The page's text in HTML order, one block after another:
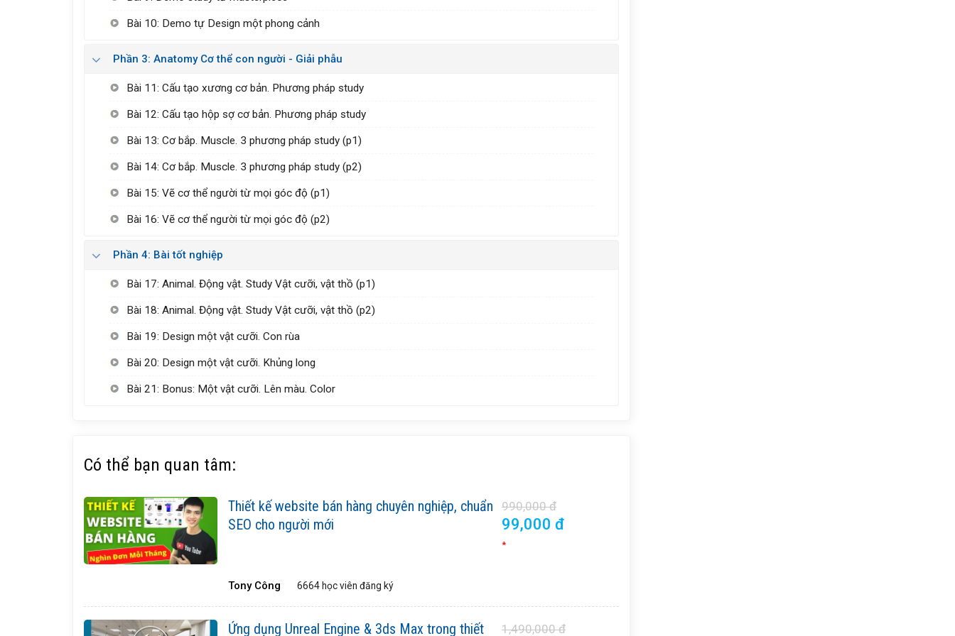
Bài 10: Demo tự Design một phong cảnh
Phần 3: Anatomy Cơ thể con người - Giải phẫu
Bài 11: Cấu tạo xương cơ bản. Phương pháp study
Bài 12: Cấu tạo hộp sợ cơ bản. Phương pháp study
Bài 13: Cơ bắp. Muscle. 3 phương pháp study (p1)
Bài 14: Cơ bắp. Muscle. 3 phương pháp study (p2)
Bài 15: Vẽ cơ thể người từ mọi góc độ (p1)
Bài 16: Vẽ cơ thể người từ mọi góc độ (p2)
Phần 4: Bài tốt nghiệp
Bài 17: Animal. Động vật. Study Vật cưỡi, vật thồ (p1)
Bài 18: Animal. Động vật. Study Vật cưỡi, vật thồ (p2)
Bài 19: Design một vật cưỡi. Con rùa
Bài 20: Design một vật cưỡi. Khủng long
Bài 21: Bonus: Một vật cưỡi. Lên màu. Color
Có thể bạn quan tâm:
Thiết kế website bán hàng chuyên nghiệp, chuẩn
SEO cho người mới
Tony Công 6664 học viênđăng ký
990,000 đ
99,000 đ
*
Ứng dụng Unreal Engine & 3ds Max trong thiết 1,490,000 đ